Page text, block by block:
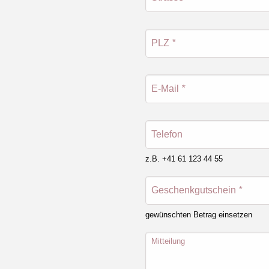
PLZ *
E-Mail *
Telefon
z.B. +41 61 123 44 55
Geschenkgutschein *
gewünschten Betrag einsetzen
Mitteilung